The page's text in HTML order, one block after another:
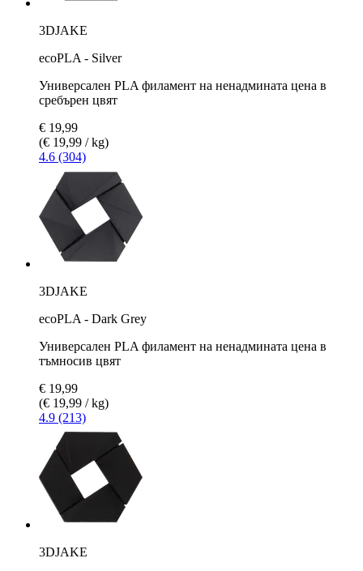
3DJAKE
ecoPLA - Silver
Универсален PLA филамент на ненадмината цена в
сребърен цвят
€ 19,99
(€ 19,99 / kg)
4.6 (304)
3DJAKE
ecoPLA - Dark Grey
Универсален PLA филамент на ненадмината цена в
тъмносив цвят
€ 19,99
(€ 19,99 / kg)
4.9 (213)
3DJAKE